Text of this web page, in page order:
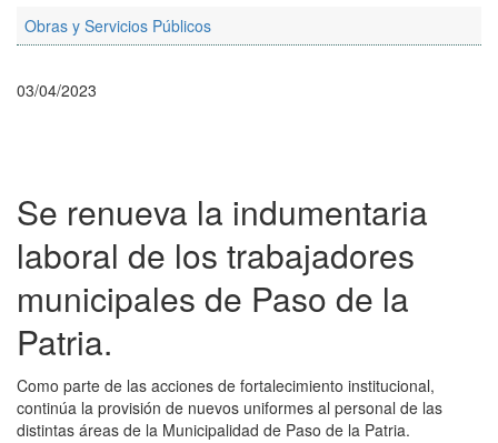
Obras y Servicios Públicos
03/04/2023
Se renueva la indumentaria
laboral de los trabajadores
municipales de Paso de la
Patria.
Como parte de las acciones de fortalecimiento institucional,
continúa la provisión de nuevos uniformes al personal de las
distintas áreas de la Municipalidad de Paso de la Patria.